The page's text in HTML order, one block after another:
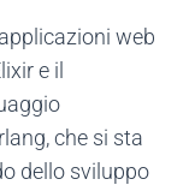
web
e il
che si sta
dello sviluppo